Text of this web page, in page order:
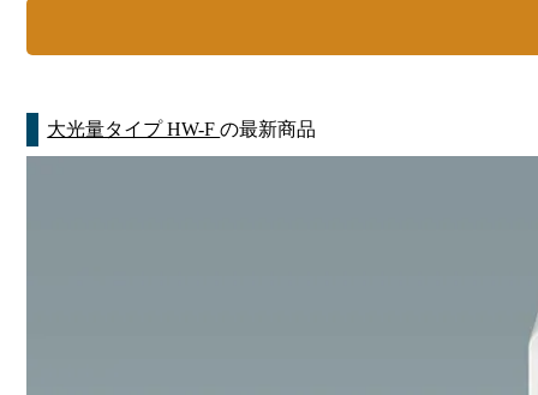
大光量タイプ HW-Fの最新商品